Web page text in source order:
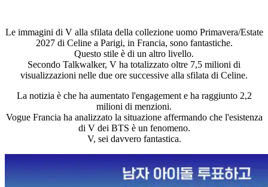
Le immagini di V alla sfilata della collezione uomo Primavera/Estate
2027 di Celine a Parigi, in Francia, sono fantastiche.
Questo stile è di un altro livello.
Secondo Talkwalker, V ha totalizzato oltre 7,5 milioni di
visualizzazioni nelle due ore successive alla sfilata di Celine.
La notizia è che ha aumentato l'engagement e ha raggiunto 2,2
milioni di menzioni.
Vogue Francia ha analizzato la situazione affermando che l'esistenza
di V dei BTS è un fenomeno.
V, sei davvero fantastica.